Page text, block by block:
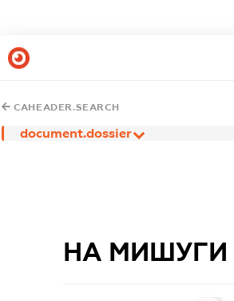
CAHEADER.SEARCH
document.dossier
НА МИШУГИ